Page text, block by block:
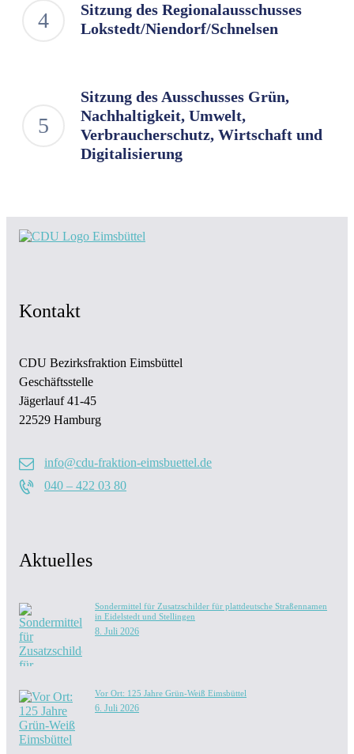
Sitzung des Regionalausschusses
Lokstedt/Niendorf/Schnelsen
Sitzung des Ausschusses Grün,
Nachhaltigkeit, Umwelt,
Verbraucherschutz, Wirtschaft und
Digitalisierung
Kontakt
CDU Bezirksfraktion Eimsbüttel
Geschäftsstelle
Jägerlauf 41-45
22529 Hamburg
info@cdu-fraktion-eimsbuettel.de
040 – 422 03 80
Aktuelles
Sondermittel für Zusatzschilder für plattdeutsche Straßennamen
in Eidelstedt und Stellingen
8. Juli 2026
Vor Ort: 125 Jahre Grün-Weiß Eimsbüttel
6. Juli 2026